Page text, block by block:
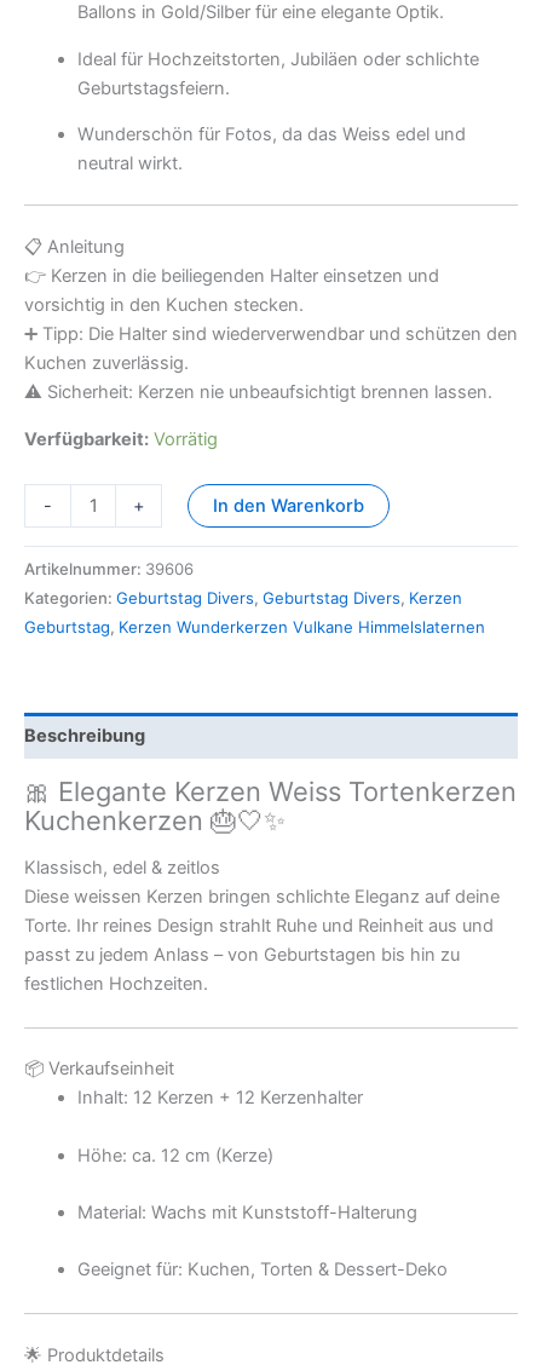
Ballons in Gold/Silber für eine elegante Optik.
Ideal für Hochzeitstorten, Jubiläen oder schlichte
Geburtstagsfeiern.
Wunderschön für Fotos, da das Weiss edel und
neutral wirkt.
📋 Anleitung
👉 Kerzen in die beiliegenden Halter einsetzen und
vorsichtig in den Kuchen stecken.
➕ Tipp: Die Halter sind wiederverwendbar und schützen den
Kuchen zuverlässig.
⚠️ Sicherheit: Kerzen nie unbeaufsichtigt brennen lassen.
Verfügbarkeit: Vorrätig
- + In den Warenkorb
Artikelnummer: 39606
Kategorien: Geburtstag Divers, Geburtstag Divers, Kerzen
Geburtstag, Kerzen Wunderkerzen Vulkane Himmelslaternen
Beschreibung
🎀 Elegante Kerzen Weiss Tortenkerzen
Kuchenkerzen 🎂🤍✨
Klassisch, edel & zeitlos
Diese weissen Kerzen bringen schlichte Eleganz auf deine
Torte. Ihr reines Design strahlt Ruhe und Reinheit aus und
passt zu jedem Anlass – von Geburtstagen bis hin zu
festlichen Hochzeiten.
📦 Verkaufseinheit
Inhalt: 12 Kerzen + 12 Kerzenhalter
Höhe: ca. 12 cm (Kerze)
Material: Wachs mit Kunststoff-Halterung
Geeignet für: Kuchen, Torten & Dessert-Deko
🌟 Produktdetails